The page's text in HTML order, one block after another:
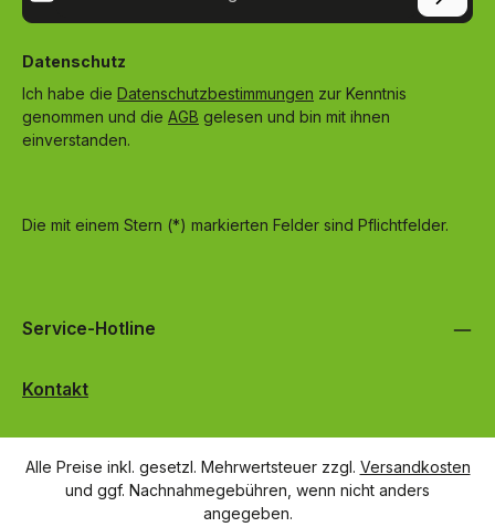
Datenschutz
Ich habe die Datenschutzbestimmungen zur Kenntnis
genommen und die AGB gelesen und bin mit ihnen
einverstanden.
Die mit einem Stern (*) markierten Felder sind Pflichtfelder.
Service-Hotline
Kontakt
Alle Preise inkl. gesetzl. Mehrwertsteuer zzgl. Versandkosten
und ggf. Nachnahmegebühren, wenn nicht anders
angegeben.